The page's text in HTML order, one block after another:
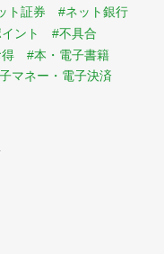
ト証券
#ネット銀行
ント
#不具合
#本・電子書籍
マネー・電子決済